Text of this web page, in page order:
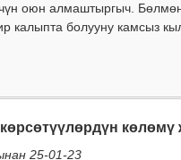
оюн алмаштыргыч.
калыпта болууну камсыз
25-01-23